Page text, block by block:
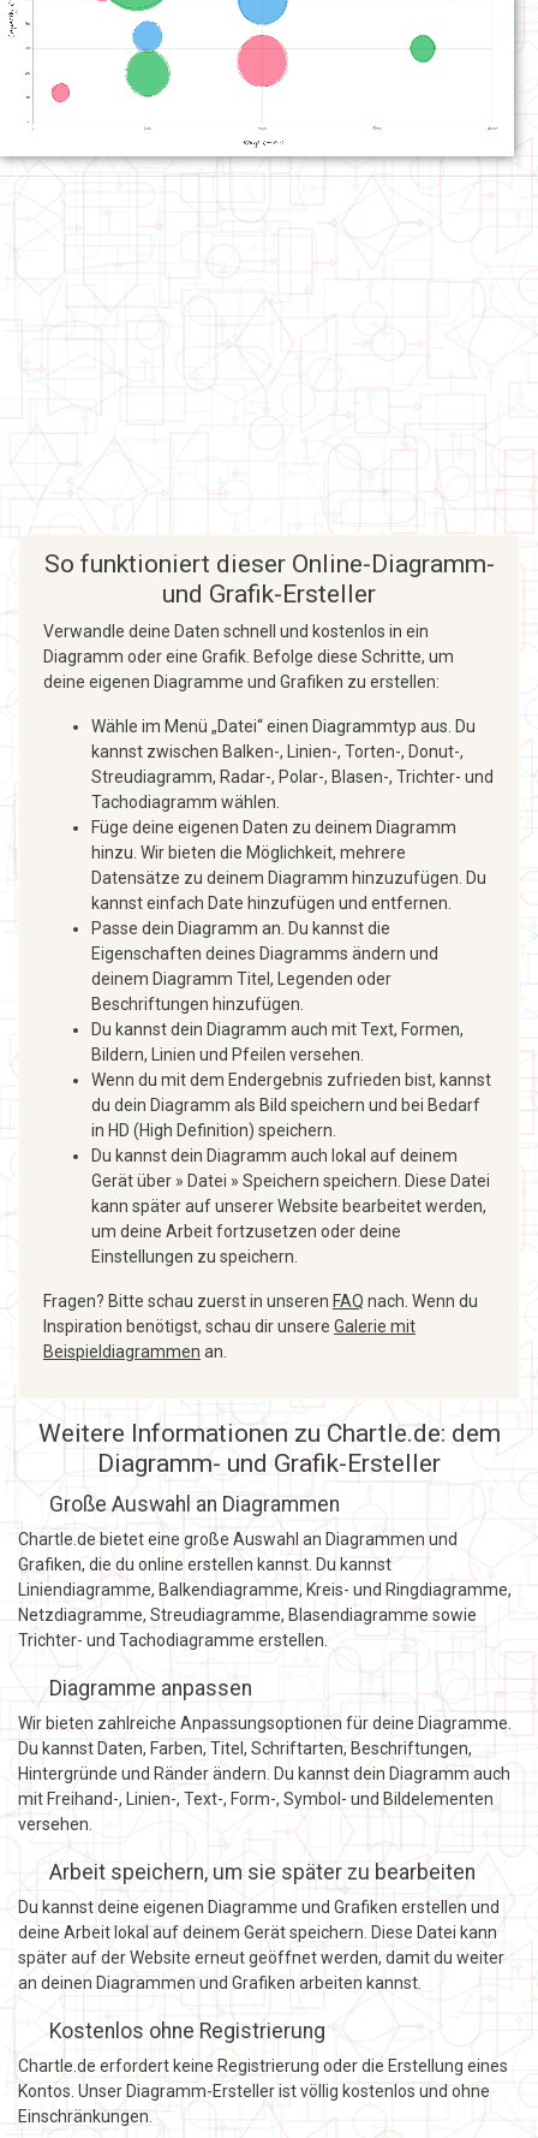
So funktioniert dieser Online-Diagramm-
und Grafik-Ersteller
Verwandle deine Daten schnell und kostenlos in ein
Diagramm oder eine Grafik. Befolge diese Schritte, um
deine eigenen Diagramme und Grafiken zu erstellen:
Wähle im Menü „Datei“ einen Diagrammtyp aus. Du
kannst zwischen Balken-, Linien-, Torten-, Donut-,
Streudiagramm, Radar-, Polar-, Blasen-, Trichter- und
Tachodiagramm wählen.
Füge deine eigenen Daten zu deinem Diagramm
hinzu. Wir bieten die Möglichkeit, mehrere
Datensätze zu deinem Diagramm hinzuzufügen. Du
kannst einfach Date hinzufügen und entfernen.
Passe dein Diagramm an. Du kannst die
Eigenschaften deines Diagramms ändern und
deinem Diagramm Titel, Legenden oder
Beschriftungen hinzufügen.
Du kannst dein Diagramm auch mit Text, Formen,
Bildern, Linien und Pfeilen versehen.
Wenn du mit dem Endergebnis zufrieden bist, kannst
du dein Diagramm als Bild speichern und bei Bedarf
in HD (High Definition) speichern.
Du kannst dein Diagramm auch lokal auf deinem
Gerät über » Datei » Speichern speichern. Diese Datei
kann später auf unserer Website bearbeitet werden,
um deine Arbeit fortzusetzen oder deine
Einstellungen zu speichern.
Fragen? Bitte schau zuerst in unseren FAQ nach. Wenn du
Inspiration benötigst, schau dir unsere Galerie mit
Beispieldiagrammen an.
Weitere Informationen zu Chartle.de: dem
Diagramm- und Grafik-Ersteller
Große Auswahl an Diagrammen
Chartle.de bietet eine große Auswahl an Diagrammen und
Grafiken, die du online erstellen kannst. Du kannst
Liniendiagramme, Balkendiagramme, Kreis- und Ringdiagramme,
Netzdiagramme, Streudiagramme, Blasendiagramme sowie
Trichter- und Tachodiagramme erstellen.
Diagramme anpassen
Wir bieten zahlreiche Anpassungsoptionen für deine Diagramme.
Du kannst Daten, Farben, Titel, Schriftarten, Beschriftungen,
Hintergründe und Ränder ändern. Du kannst dein Diagramm auch
mit Freihand-, Linien-, Text-, Form-, Symbol- und Bildelementen
versehen.
Arbeit speichern, um sie später zu bearbeiten
Du kannst deine eigenen Diagramme und Grafiken erstellen und
deine Arbeit lokal auf deinem Gerät speichern. Diese Datei kann
später auf der Website erneut geöffnet werden, damit du weiter
an deinen Diagrammen und Grafiken arbeiten kannst.
Kostenlos ohne Registrierung
Chartle.de erfordert keine Registrierung oder die Erstellung eines
Kontos. Unser Diagramm-Ersteller ist völlig kostenlos und ohne
Einschränkungen.